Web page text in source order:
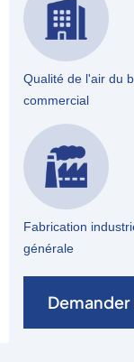
Qualité de l'air du
commercial
Fabrication
générale
Demander